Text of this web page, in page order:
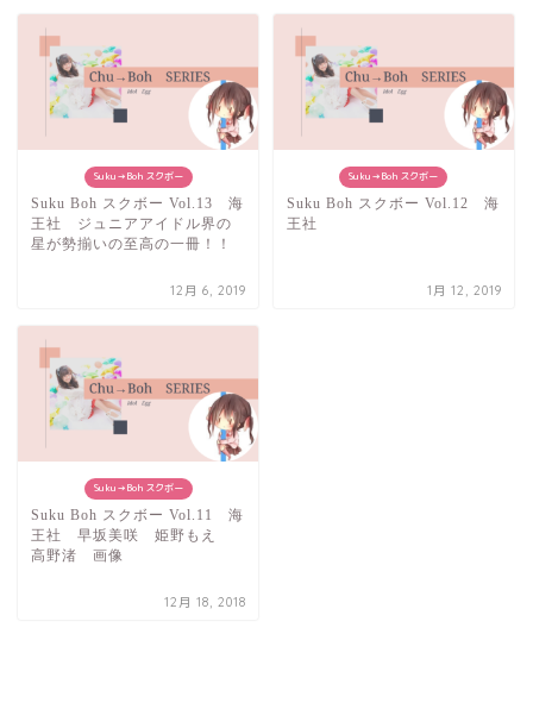
Suku→Boh スクボー
Suku Boh スクボー Vol.13 海
王社 ジュニアアイドル界の
星が勢揃いの至高の一冊！！
12月 6, 2019
Suku→Boh スクボー
Suku Boh スクボー Vol.12 海
王社
1月 12, 2019
Suku→Boh スクボー
Suku Boh スクボー Vol.11 海
王社 早坂美咲 姫野もえ
高野渚 画像
12月 18, 2018